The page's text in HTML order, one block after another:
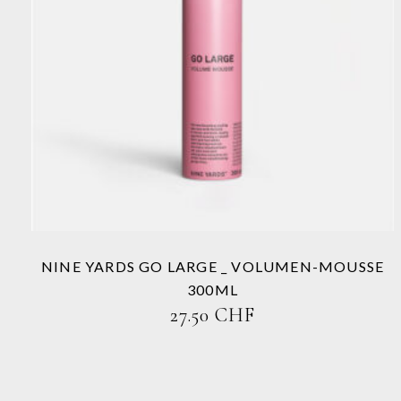
Produkt
Varianten
auf.
Die
Optionen
Produktseite
gewählt
werden
NINE YARDS GO LARGE _ VOLUMEN-MOUSSE
300ML
27.50CHF